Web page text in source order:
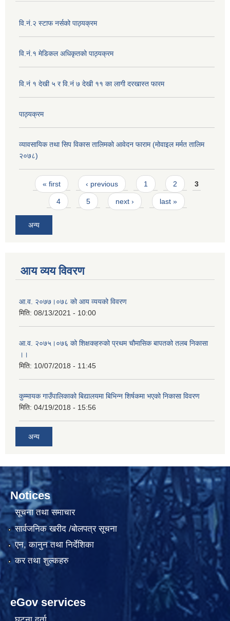
वि.नं.२ स्टाफ नर्सको पाठ्यक्रम
वि.नं.१ मेडिकल अधिकृतको पाठ्यक्रम
वि.नं १ देखी ५ र वि.नं ७ देखी ११ का लागी दरखास्त फारम
पाठ्यक्रम
व्यावसायिक तथा सिप विकास तालिमको आवेदन फाराम (मोवाइल मर्मत तालिम
२०७८)
Pages
« first ‹ previous 1 2 3
4 5 next › last »
अन्य
आय व्यय विवरण
आ.व. २०७७।०७८ को आय व्ययको विवरण
मिति: 08/13/2021 - 10:00
आ.व. २०७५।०७६ को शिक्षकहरुको प्रथम चौमासिक बापतको तलब निकासा
।।
मिति: 10/07/2018 - 11:45
कुम्मायक गाउँपालिकाको बिद्यालयमा बिभिन्न शिर्षकमा भएको निकासा विवरण
मिति: 04/19/2018 - 15:56
अन्य
Notices
सूचना तथा समाचार
सार्वजनिक खरीद /बोलपत्र सूचना
एन, कानुन तथा निर्देशिका
कर तथा शुल्कहरु
eGov services